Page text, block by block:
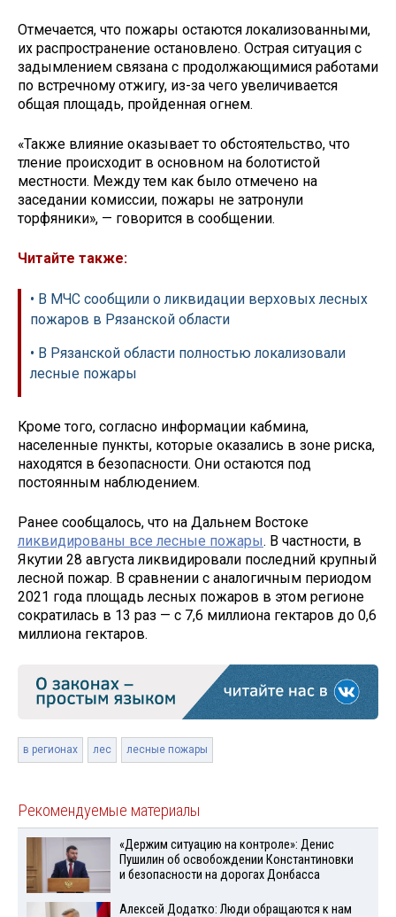
Отмечается, что пожары остаются локализованными,
их распространение остановлено. Острая ситуация с
задымлением связана с продолжающимися работами
по встречному отжигу, из-за чего увеличивается
общая площадь, пройденная огнем.
«Также влияние оказывает то обстоятельство, что
тление происходит в основном на болотистой
местности. Между тем как было отмечено на
заседании комиссии, пожары не затронули
торфяники», — говорится в сообщении.
Читайте также:
• В МЧС сообщили о ликвидации верховых лесных
пожаров в Рязанской области
• В Рязанской области полностью локализовали
лесные пожары
Кроме того, согласно информации кабмина,
населенные пункты, которые оказались в зоне риска,
находятся в безопасности. Они остаются под
постоянным наблюдением.
Ранее сообщалось, что на Дальнем Востоке
ликвидированы все лесные пожары. В частности, в
Якутии 28 августа ликвидировали последний крупный
лесной пожар. В сравнении с аналогичным периодом
2021 года площадь лесных пожаров в этом регионе
сократилась в 13 раз — с 7,6 миллиона гектаров до 0,6
миллиона гектаров.
в регионах лес лесные пожары
Рекомендуемые материалы
«Держим ситуацию на контроле»: Денис
Пушилин об освобождении Константиновки
и безопасности на дорогах Донбасса
Алексей Додатко: Люди обращаются к нам